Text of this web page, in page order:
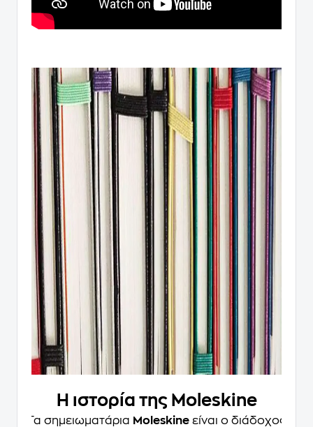
Η ιστορία της Moleskine
Τα σημειωματάρια Moleskine είναι ο διάδοχος